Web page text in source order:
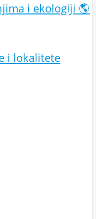
i ekologiji 🌎
i lokalitete